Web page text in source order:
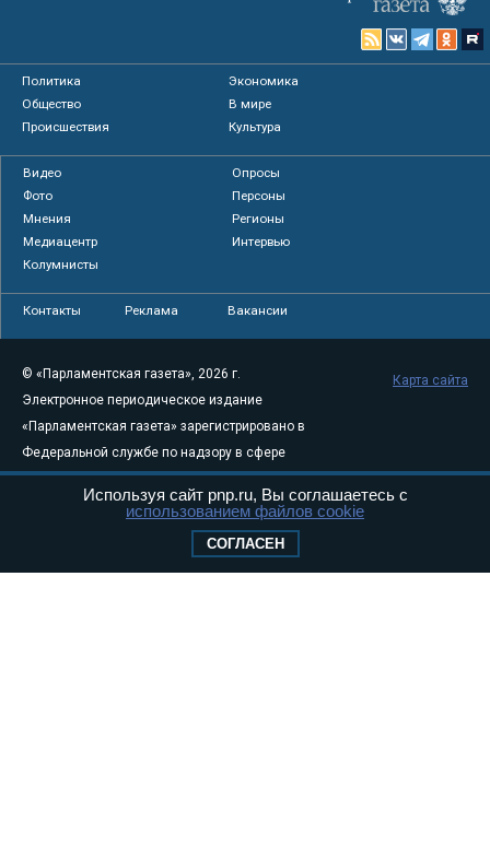
Политика
Экономика
Общество
В мире
Происшествия
Культура
Видео
Опросы
Фото
Персоны
Мнения
Регионы
Медиацентр
Интервью
Колумнисты
Контакты Реклама Вакансии
© «Парламентская газета», 2026 г.
Электронное периодическое издание
«Парламентская газета» зарегистрировано в
Федеральной службе по надзору в сфере
связи, информационных технологий и
массовых коммуникаций (Роскомнадзор) 05
Свидетельство о регистрации Эл № ФС77-
Карта сайта
Используя сайт pnp.ru, Вы соглашаетесь с
использованием файлов cookie
СОГЛАСЕН